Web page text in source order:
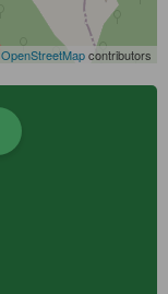
OpenStreetMapcontributors